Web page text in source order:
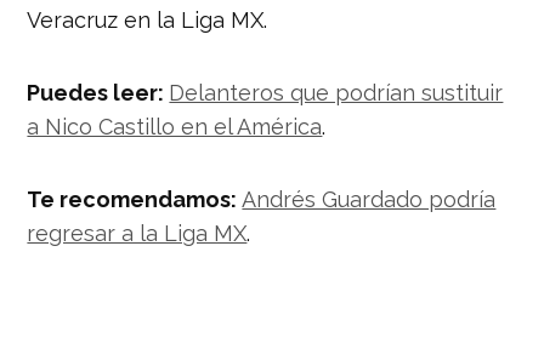
Veracruz en la Liga MX.
Puedes leer: Delanteros que podrían sustituir
a Nico Castillo en el América.
Te recomendamos:Andrés Guardado podría
regresar a la Liga MX.